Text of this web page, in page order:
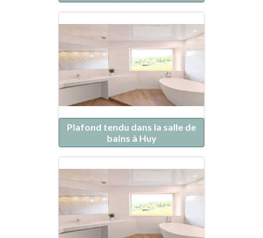
Plafond tendu dans la salle de
bains à Huy